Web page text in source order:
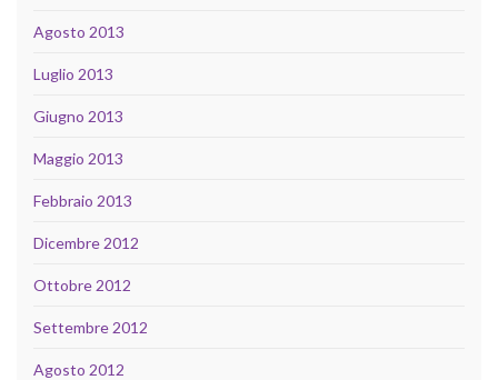
Agosto 2013
Luglio 2013
Giugno 2013
Maggio 2013
Febbraio 2013
Dicembre 2012
Ottobre 2012
Settembre 2012
Agosto 2012